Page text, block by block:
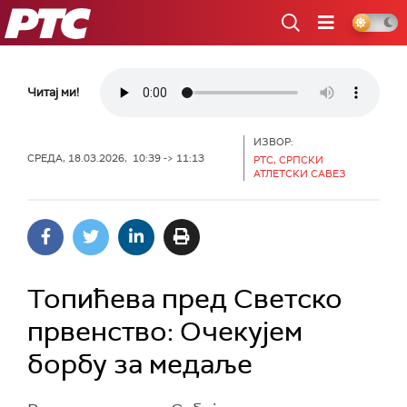
РТС
Читај ми!
СРЕДА, 18.03.2026, 10:39 -> 11:13
ИЗВОР:
РТС, СРПСКИ
АТЛЕТСКИ САВЕЗ
Топићева пред Светско
првенство: Очекујем
борбу за медаље